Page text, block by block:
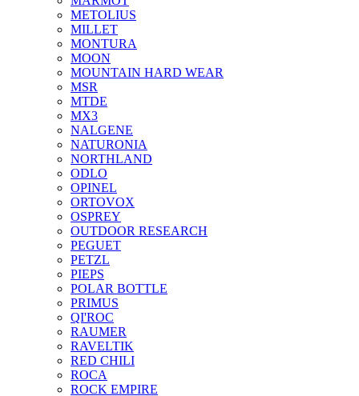
METOLIUS
MILLET
MONTURA
MOON
MOUNTAIN HARD WEAR
MSR
MTDE
MX3
NALGENE
NATURONIA
NORTHLAND
ODLO
OPINEL
ORTOVOX
OSPREY
OUTDOOR RESEARCH
PEGUET
PETZL
PIEPS
POLAR BOTTLE
PRIMUS
QI'ROC
RAUMER
RAVELTIK
RED CHILI
ROCA
ROCK EMPIRE